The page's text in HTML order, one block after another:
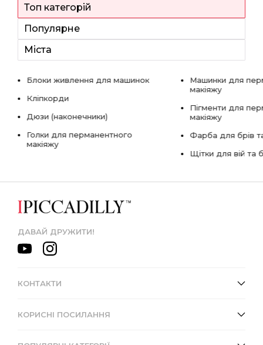
Топ категорій
Популярне
Міста
Блоки живлення для машинок
Кліпкорди
Дюзи (наконечники)
Голки для перманентного
макіяжу
Машинки для
макіяжу
Пігменти для
макіяжу
Фарба для брів
Щітки для вій та
ДАВАЙ ДРУЖИТИ!
КОНТАКТИ
КОРИСНІ ПОСИЛАННЯ